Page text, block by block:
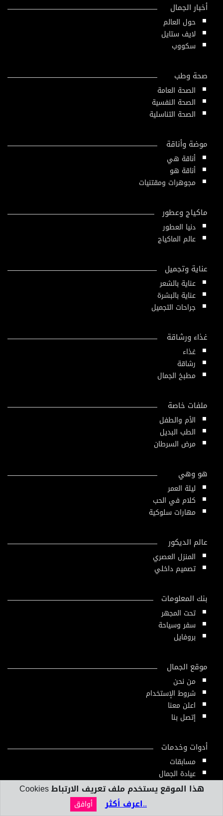
أخبار الجمال
حول العالم
لايف ستايل
سكووب
صحة وطب
الصحة العامة
الصحة النفسية
الصحة التناسلية
موضة وأناقة
أناقة هي
أناقة هو
مجوهرات ومقتنيات
ماكياج وعطور
دنيا العطور
عالم الماكياج
عناية وتجميل
عناية بالشعر
عناية بالبشرة
جراحات التجميل
غذاء ورشاقة
غذاء
رشاقة
مطبخ الجمال
ملفات خاصة
الأم والطفل
الطب البديل
مرض السرطان
هو وهي
ليلة العمر
كلام في الحب
مهارات سلوكية
عالم الديكور
المنزل العصري
تصميم داخلي
بنك المعلومات
تحت المجهر
سفر وسياحة
بروفايل
موقع الجمال
من نحن
شروط الإستخدام
اعلن معنا
إتصل بنا
أدوات وخدمات
مسابقات
عيادة الجمال
دليل الجمال
أدوات ومقاييس
النشرة الإلكترونية
هذا الموقع يستخدم ملف تعريف الارتباط Cookies
..اعرف أكثر
أوافق